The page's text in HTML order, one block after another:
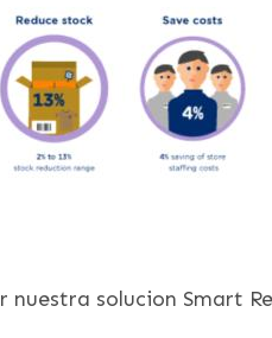
solucion Smart